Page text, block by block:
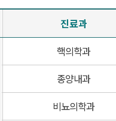
진료과
핵의학과
종양내과
비뇨의학과